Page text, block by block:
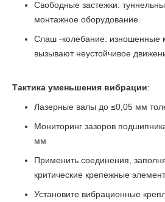
Свободные застежки:
монтажное оборудование.
Слаш -колебание: изношенные
вызывают неустойчивое
Тактика уменьшения вибрации:
Лазерные валы до ≤0,05 мм
Мониторинг зазоров
мм
Применить соединения,
критические крепежные
Установите вибрационные